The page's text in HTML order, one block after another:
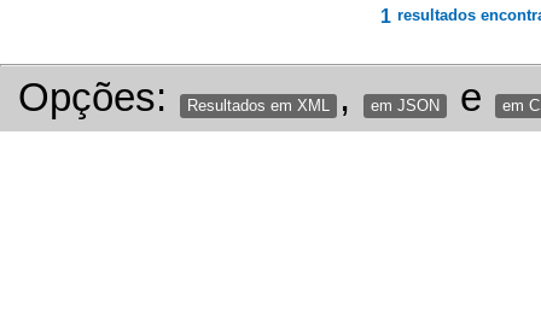
1 resultados
Opções: Resultados em XML , em JSON e em